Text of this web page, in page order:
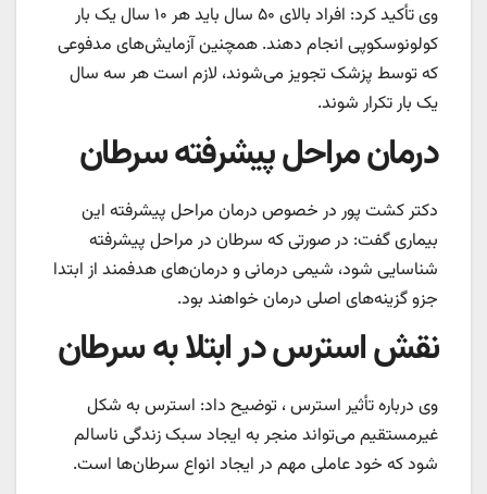
وی تأکید کرد: افراد بالای ۵۰ سال باید هر ۱۰ سال یک بار
کولونوسکوپی انجام دهند. همچنین آزمایش‌های مدفوعی
که توسط پزشک تجویز می‌شوند، لازم است هر سه سال
یک بار تکرار شوند.
درمان مراحل پیشرفته سرطان
دکتر کشت پور در خصوص درمان مراحل پیشرفته این
بیماری گفت: در صورتی که سرطان در مراحل پیشرفته
شناسایی شود، شیمی درمانی و درمان‌های هدفمند از ابتدا
جزو گزینه‌های اصلی درمان خواهند بود.
نقش استرس در ابتلا به سرطان
وی درباره تأثیر استرس ، توضیح داد: استرس به شکل
غیرمستقیم می‌تواند منجر به ایجاد سبک زندگی ناسالم
شود که خود عاملی مهم در ایجاد انواع سرطان‌ها است.